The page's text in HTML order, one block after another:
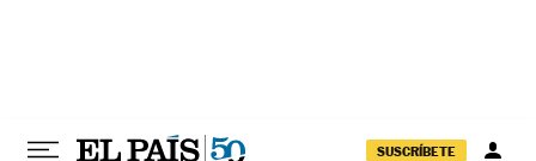
SUSCRÍBETE